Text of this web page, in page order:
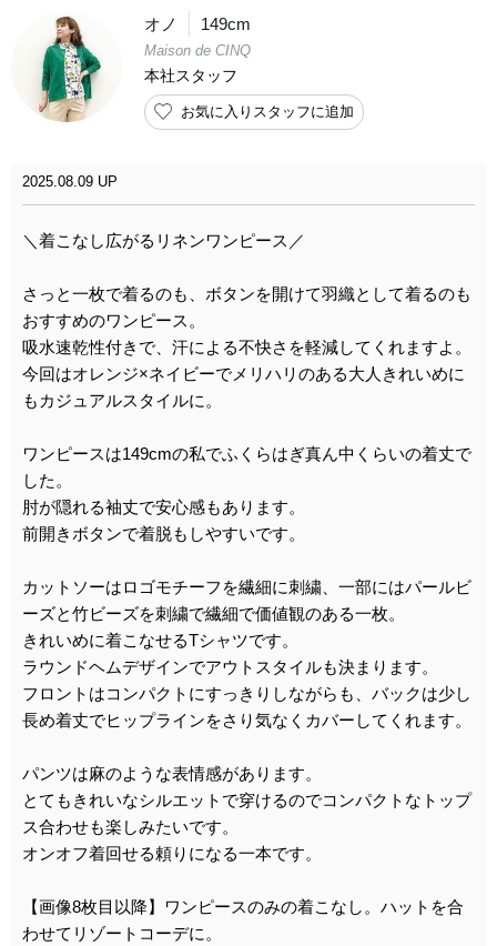
オノ 149cm
Maison de CINQ
本社スタッフ
お気に入りスタッフに追加
2025.08.09 UP
＼着こなし広がるリネンワンピース／
さっと一枚で着るのも、ボタンを開けて羽織として着るのも
おすすめのワンピース。
吸水速乾性付きで、汗による不快さを軽減してくれますよ。
今回はオレンジ×ネイビーでメリハリのある大人きれいめに
もカジュアルスタイルに。
ワンピースは149cmの私でふくらはぎ真ん中くらいの着丈で
した。
肘が隠れる袖丈で安心感もあります。
前開きボタンで着脱もしやすいです。
カットソーはロゴモチーフを繊細に刺繍、一部にはパールビ
ーズと竹ビーズを刺繍で繊細で価値観のある一枚。
きれいめに着こなせるTシャツです。
ラウンドヘムデザインでアウトスタイルも決まります。
フロントはコンパクトにすっきりしながらも、バックは少し
長め着丈でヒップラインをさり気なくカバーしてくれます。
パンツは麻のような表情感があります。
とてもきれいなシルエットで穿けるのでコンパクトなトップ
ス合わせも楽しみたいです。
オンオフ着回せる頼りになる一本です。
【画像8枚目以降】ワンピースのみの着こなし。ハットを合
わせてリゾートコーデに。